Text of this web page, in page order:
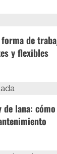
de
y flexibles
de lana: